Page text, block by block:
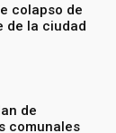
colapso de
de la ciudad
de
comunales